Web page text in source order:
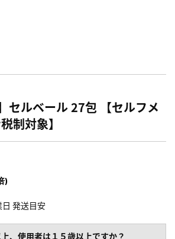
セルベール 27包 【セルフメ
制対象】
)
発送目安
、使用者は１５歳以上ですか？